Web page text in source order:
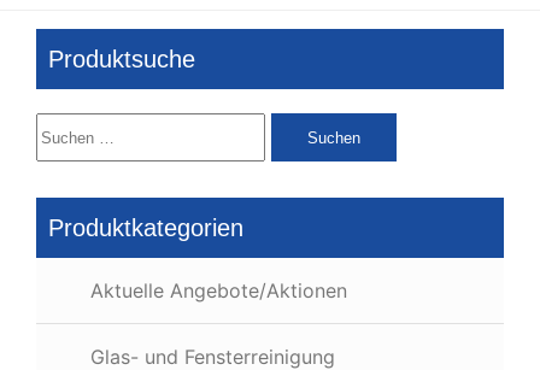
Produktsuche
Suchen
nach:
Produktkategorien
Aktuelle Angebote/Aktionen
Glas- und Fensterreinigung